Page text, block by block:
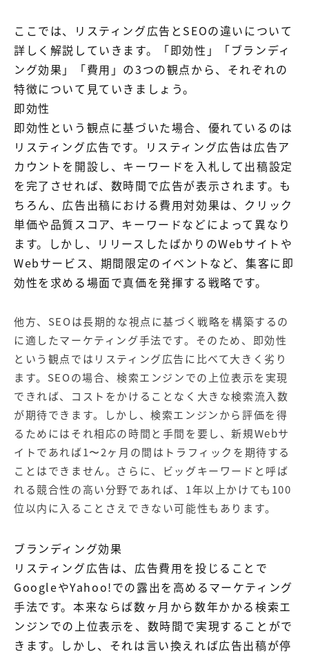
ここでは、リスティング広告とSEOの違いについて
詳しく解説していきます。「即効性」「ブランディ
ング効果」「費用」の3つの観点から、それぞれの
特徴について見ていきましょう。
即効性
即効性という観点に基づいた場合、優れているのは
リスティング広告です。リスティング広告は広告ア
カウントを開設し、キーワードを入札して出稿設定
を完了させれば、数時間で広告が表示されます。も
ちろん、広告出稿における費用対効果は、クリック
単価や品質スコア、キーワードなどによって異なり
ます。しかし、リリースしたばかりのWebサイトや
Webサービス、期間限定のイベントなど、集客に即
効性を求める場面で真価を発揮する戦略です。
他方、SEOは長期的な視点に基づく戦略を構築するの
に適したマーケティング手法です。そのため、即効性
という観点ではリスティング広告に比べて大きく劣り
ます。SEOの場合、検索エンジンでの上位表示を実現
できれば、コストをかけることなく大きな検索流入数
が期待できます。しかし、検索エンジンから評価を得
るためにはそれ相応の時間と手間を要し、新規Webサ
イトであれば1〜2ヶ月の間はトラフィックを期待する
ことはできません。さらに、ビッグキーワードと呼ば
れる競合性の高い分野であれば、1年以上かけても100
位以内に入ることさえできない可能性もあります。
ブランディング効果
リスティング広告は、広告費用を投じることで
GoogleやYahoo!での露出を高めるマーケティング
手法です。本来ならば数ヶ月から数年かかる検索エ
ンジンでの上位表示を、数時間で実現することがで
きます。しかし、それは言い換えれば広告出稿が停